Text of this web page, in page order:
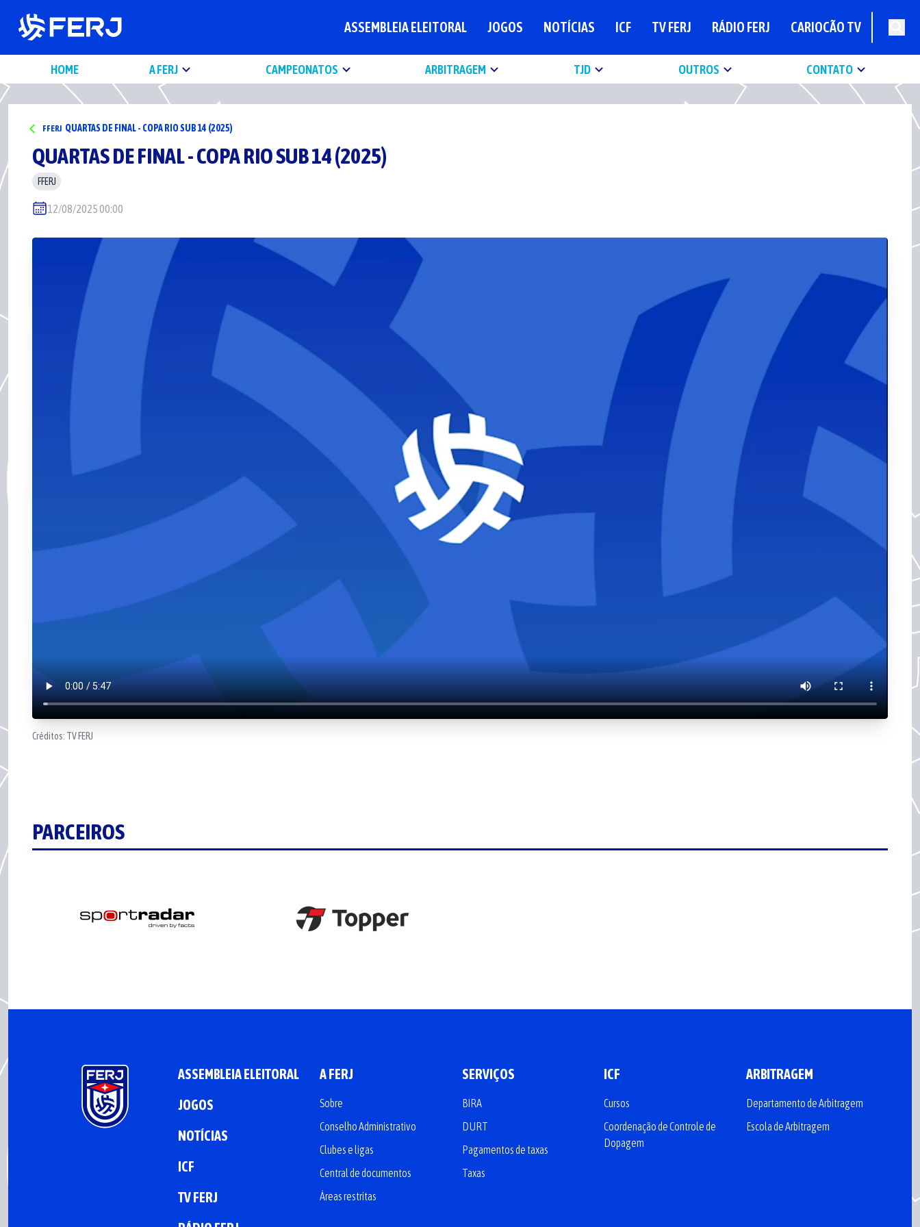
ASSEMBLEIA ELEITORAL JOGOS NOTÍCIAS ICF TV FERJ RÁDIO FERJ CARIOCÃO TV
HOME A FERJ CAMPEONATOS ARBITRAGEM TJD OUTROS CONTATO
FFERJ QUARTAS DE FINAL - COPA RIO SUB 14 (2025)
QUARTAS DE FINAL - COPA RIO SUB 14 (2025)
FFERJ
12/08/2025 00:00
Créditos: TV FERJ
PARCEIROS
ASSEMBLEIA ELEITORAL
JOGOS
NOTÍCIAS
ICF
TV FERJ
A FERJ
Sobre
Conselho Administrativo
Clubes e ligas
Central de documentos
Áreas restritas
SERVIÇOS
BIRA
DURT
Pagamentos de taxas
Taxas
ICF
Cursos
Coordenação de Controle de
Dopagem
ARBITRAGEM
Departamento de Arbitragem
Escola de Arbitragem